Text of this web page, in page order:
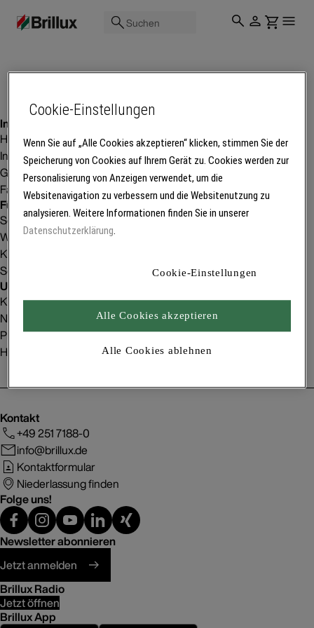
Suchen
Inspiration
Homestorys
Innenraumgestaltung
Gebäudeprojekte
Fachbetriebsfinder
Für Betriebe
Service
Weiterbildung
Kunden gewinnen
Software
Unser Unternehmen
Karriere
Nachhaltigkeit
Presse
Handelspartner
Kontakt
+49 251 7188-0
info@brillux.de
Kontaktformular
Niederlassung finden
Folge uns!
Newsletter abonnieren
Jetzt anmelden
Brillux Radio
Jetzt öffnen
Brillux App
Cookie-Einstellungen
Wenn Sie auf „Alle Cookies akzeptieren“ klicken, stimmen Sie der
Speicherung von Cookies auf Ihrem Gerät zu. Cookies werden zur
Personalisierung von Anzeigen verwendet, um die
Websitenavigation zu verbessern und die Websitenutzung zu
analysieren. Weitere Informationen finden Sie in unserer
Datenschutzerklärung.
Cookie-Einstellungen
Alle Cookies ablehnen
Alle Cookies akzeptieren